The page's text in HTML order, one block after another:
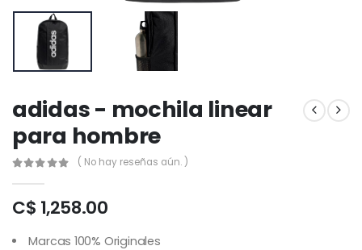
adidas - mochila linear
para hombre
( No hay reseñas aún. )
C$ 1,258.00
Marcas 100% Originales